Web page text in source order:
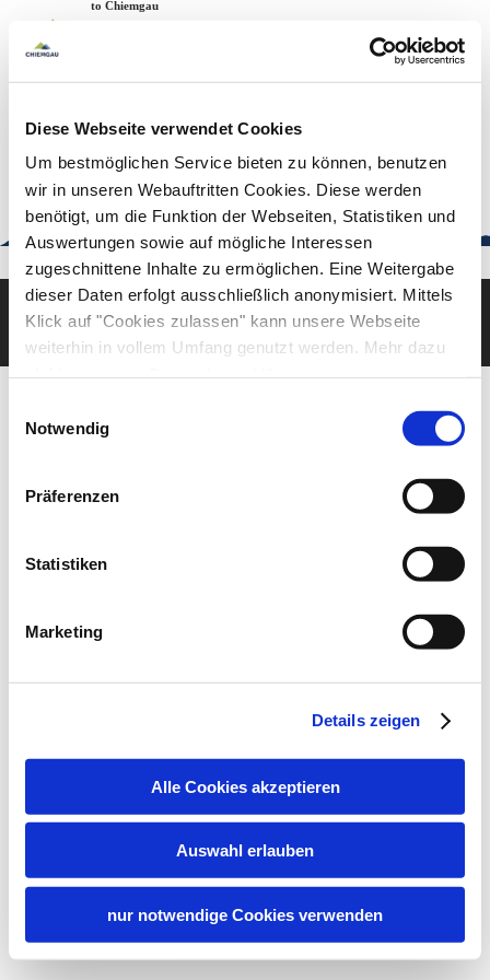
Diese Webseite verwendet Cookies
Um bestmöglichen Service bieten zu können, benutzen
wir in unseren Webauftritten Cookies. Diese werden
benötigt, um die Funktion der Webseiten, Statistiken und
Auswertungen sowie auf mögliche Interessen
zugeschnittene Inhalte zu ermöglichen. Eine Weitergabe
dieser Daten erfolgt ausschließlich anonymisiert. Mittels
Klick auf "Cookies zulassen" kann unsere Webseite
weiterhin in vollem Umfang genutzt werden. Mehr dazu
steht in unserer Datenschutzerklärung.
gelistet.
Notwendig
Präferenzen
Statistiken
Marketing
Details zeigen
Alle Cookies akzeptieren
Auswahl erlauben
nur notwendige Cookies verwenden
Back to the home page
Welcome to Chiemgau
urlaub@chiemgau.bayern
+49 (861) 988 231-20
Good to know
Deutsch English